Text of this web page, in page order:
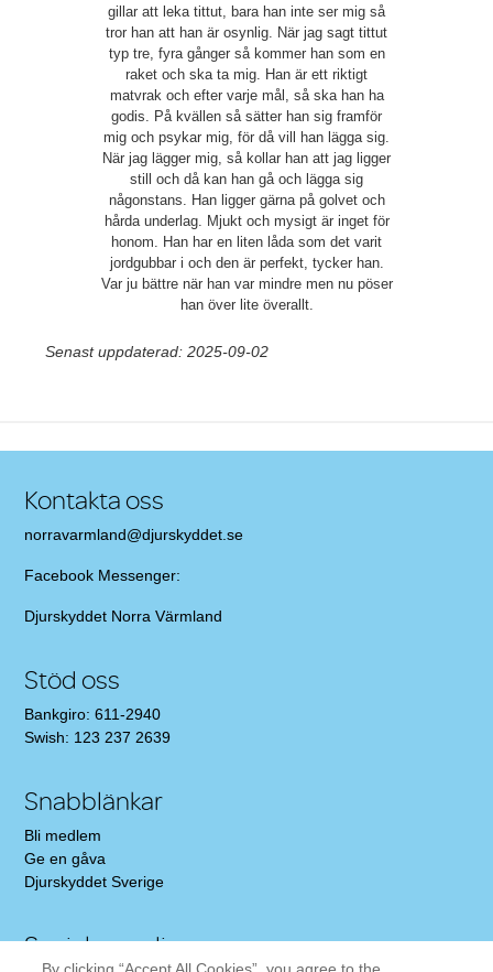
gillar att leka tittut, bara han inte ser mig så
tror han att han är osynlig. När jag sagt tittut
typ tre, fyra gånger så kommer han som en
raket och ska ta mig. Han är ett riktigt
matvrak och efter varje mål, så ska han ha
godis. På kvällen så sätter han sig framför
mig och psykar mig, för då vill han lägga sig.
När jag lägger mig, så kollar han att jag ligger
still och då kan han gå och lägga sig
någonstans. Han ligger gärna på golvet och
hårda underlag. Mjukt och mysigt är inget för
honom. Han har en liten låda som det varit
jordgubbar i och den är perfekt, tycker han.
Var ju bättre när han var mindre men nu pöser
han över lite överallt.
Senast uppdaterad: 2025-09-02
Kontakta oss
norravarmland@djurskyddet.se
Facebook Messenger:
Djurskyddet Norra Värmland
Stöd oss
Bankgiro: 611-2940
Swish: 123 237 2639
Snabblänkar
Bli medlem
Ge en gåva
Djurskyddet Sverige
Sociala medier